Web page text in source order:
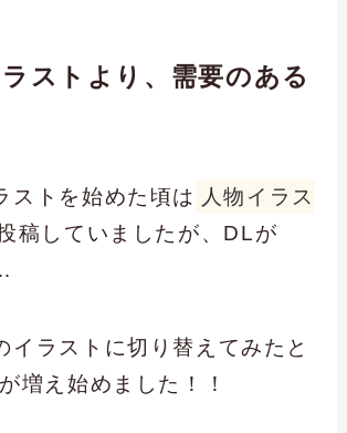
ストより、需要のある
ストを始めた頃は 人物イラス
稿していましたが、DLが
イラストに切り替えてみたと
増え始めました！！